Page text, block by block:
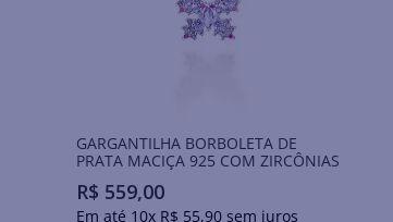
GARGANTILHA BORBOLETA DE
PRATA MACIÇA 925 COM ZIRCÔNIAS
R$ 559,00
Em até 10x R$ 55,90sem juros